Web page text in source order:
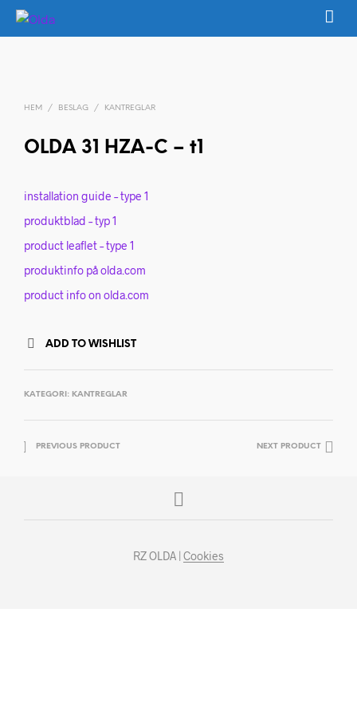
HEM / BESLAG / KANTREGLAR
OLDA 31 HZA-C – t1
installation guide – type 1
produktblad – typ 1
product leaflet – type 1
produktinfo på olda.com
product info on olda.com
ADD TO WISHLIST
KATEGORI: KANTREGLAR
PREVIOUS PRODUCT NEXT PRODUCT
RZ OLDA | Cookies